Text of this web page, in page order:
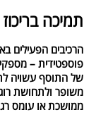
תמיכה בריכוז
הרכיבים הפעילים
פוספטידית –
של התוסף עשויה
משופר ולתחושת
ממושכת או עומס